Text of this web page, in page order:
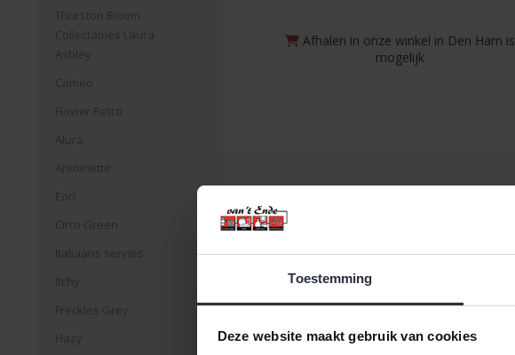
Toestemming
Deze website maakt gebruik van cookies
Thurston Bloom
Collectables Laura
Ashley
Cameo
Flower Retro
Alura
Antoinette
Eon
Cirro Green
Italiaans servies
Itchy
Freckles Grey
Hazy
Afhalen in onze winkel in Den Ham is
mogelijk